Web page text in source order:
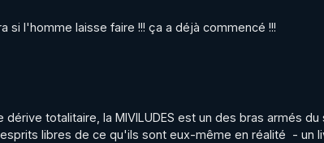
et à retrouver sur:
:
si l'homme laisse faire !!! ça a déjà commencé !!!
totalitaire, la MIVILUDES est un des bras armés
libres de ce qu'ils sont eux-même en réalité  - un